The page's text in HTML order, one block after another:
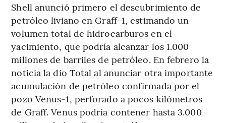
Shell anunció primero el descubrimiento de
petróleo liviano en Graff-1, estimando un
volumen total de hidrocarburos en el
yacimiento, que podría alcanzar los 1.000
millones de barriles de petróleo. En febrero la
noticia la dio Total al anunciar otra importante
acumulación de petróleo confirmada por el
pozo Venus-1, perforado a pocos kilómetros
de Graff. Venus podría contener hasta 3.000